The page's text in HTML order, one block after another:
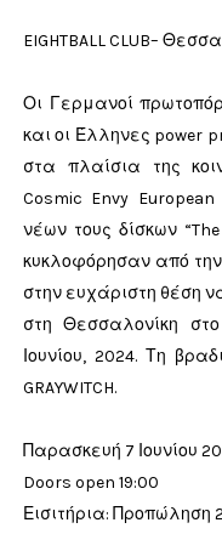
EIGHTBALL CLUB–
Οι Γερμανοί
και οι Έλληνες power
στα πλαίσια της
Cosmic Envy
νέων τους δίσκων “The
κυκλοφόρησαν από την
στην ευχάριστη θέση
στη Θεσσαλονίκη
Ιουνίου, 2024. Τη
GRAYWITCH.
Παρασκευή 7 Ιουνίου
Doors open 19:00
Εισιτήρια: